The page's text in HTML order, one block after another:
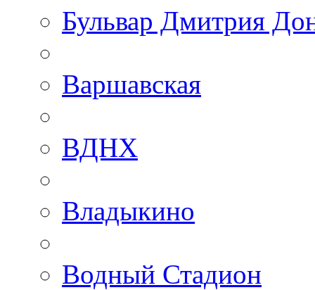
Бульвар Дмитрия
Варшавская
ВДНХ
Владыкино
Водный Стадион